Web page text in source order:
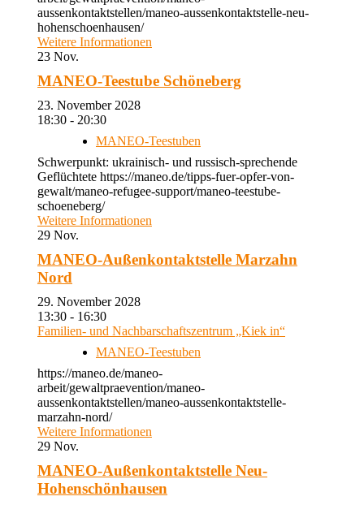
aussenkontaktstellen/maneo-aussenkontaktstelle-neu-
hohenschoenhausen/
Weitere Informationen
23 Nov.
MANEO-Teestube Schöneberg
23. November 2028
18:30 - 20:30
MANEO-Teestuben
Schwerpunkt: ukrainisch- und russisch-sprechende
Geflüchtete https://maneo.de/tipps-fuer-opfer-von-
gewalt/maneo-refugee-support/maneo-teestube-
schoeneberg/
Weitere Informationen
29 Nov.
MANEO-Außenkontaktstelle Marzahn
Nord
29. November 2028
13:30 - 16:30
Familien- und Nachbarschaftszentrum „Kiek in“
MANEO-Teestuben
https://maneo.de/maneo-
arbeit/gewaltpraevention/maneo-
aussenkontaktstellen/maneo-aussenkontaktstelle-
marzahn-nord/
Weitere Informationen
29 Nov.
MANEO-Außenkontaktstelle Neu-
Hohenschönhausen